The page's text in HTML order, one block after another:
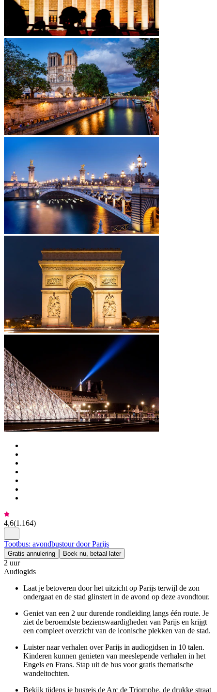
4,6(1.164)
Tootbus: avondbustour door Parijs
Gratis annulering Boek nu, betaal later
2 uur
Audiogids
Laat je betoveren door het uitzicht op Parijs terwijl de zon
ondergaat en de stad glinstert in de avond op deze avondtour.
Geniet van een 2 uur durende rondleiding langs één route. Je
ziet de beroemdste bezienswaardigheden van Parijs en krijgt
een compleet overzicht van de iconische plekken van de stad.
Luister naar verhalen over Parijs in audiogidsen in 10 talen.
Kinderen kunnen genieten van meeslepende verhalen in het
Engels en Frans. Stap uit de bus voor gratis thematische
wandeltochten.
Bekijk tijdens je busreis de Arc de Triomphe, de drukke straat